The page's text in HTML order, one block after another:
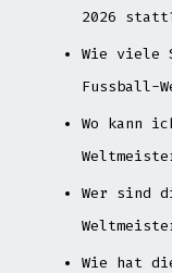
2026
Wie viele
Fussball-
Wo kann
Wer sind
Wie hat